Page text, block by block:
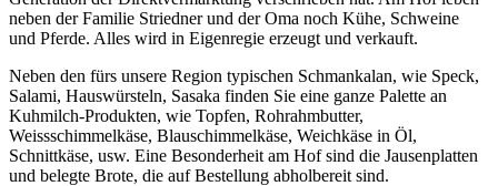
neben der Familie Striedner und der Oma noch Kühe, Schweine
und Pferde. Alles wird in Eigenregie erzeugt und verkauft.
Neben den fürs unsere Region typischen Schmankalan, wie Speck,
Salami, Hauswürsteln, Sasaka finden Sie eine ganze Palette an
Kuhmilch-Produkten, wie Topfen, Rohrahmbutter,
Weissschimmelkäse, Blauschimmelkäse, Weichkäse in Öl,
Schnittkäse, usw. Eine Besonderheit am Hof sind die Jausenplatten
und belegte Brote, die auf Bestellung abholbereit sind.